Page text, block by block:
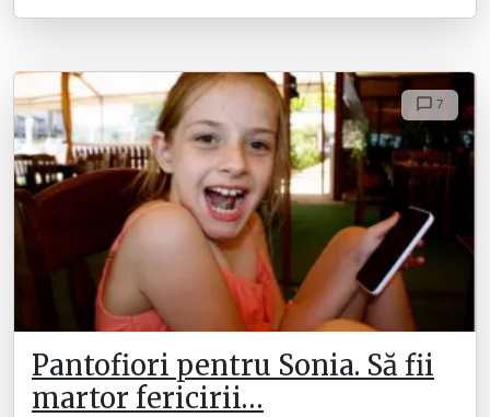
7
Pantofiori pentru Sonia. Să fii
martor fericirii…